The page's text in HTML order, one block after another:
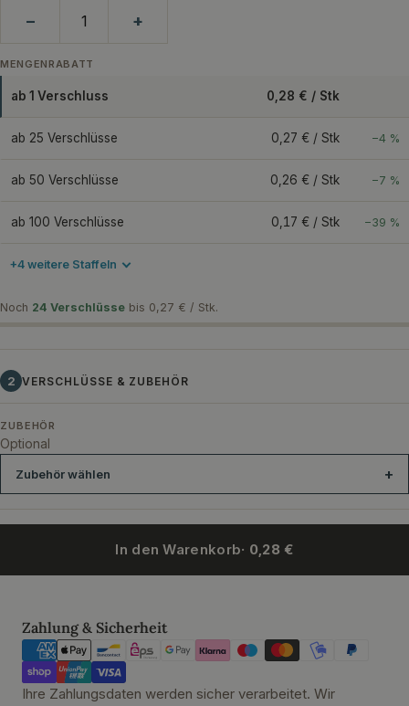
− +
MENGENRABATT
ab 1 Verschluss 0,28 € / Stk
ab 25 Verschlüsse 0,27 € / Stk −4 %
ab 50 Verschlüsse 0,26 € / Stk −7 %
ab 100 Verschlüsse 0,17 € / Stk −39 %
+4 weitere Staffeln
Noch 24 Verschlüsse bis 0,27 € / Stk.
2 VERSCHLÜSSE & ZUBEHÖR
ZUBEHÖR
Optional
Zubehör wählen
In den Warenkorb· 0,28 €
Zahlung & Sicherheit
Zahlungsmethoden
Ihre Zahlungsdaten werden sicher verarbeitet. Wir